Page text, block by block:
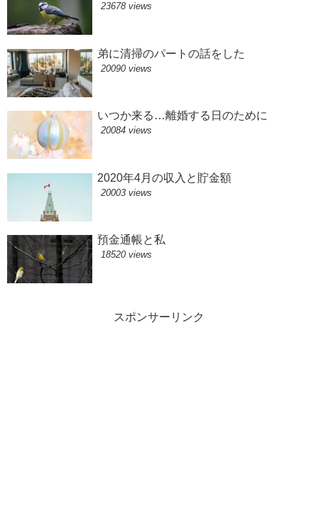
23678 views
弟に清掃のパートの話をした
20090 views
いつか来る…離婚する日のために
20084 views
2020年4月の収入と貯金額
20003 views
預金通帳と私
18520 views
スポンサーリンク